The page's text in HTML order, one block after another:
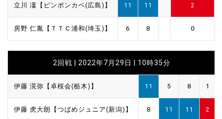
立川 凜【ピンポンカベ(広島)】 11 11 2
房野 仁胤【ＴＴＣ浦和(埼玉)】 6 8 0
2回戦 | 2022年7月29日 | 10時35分
伊藤 滉弥【卓桜会(栃木)】 11 5 8 1
伊藤 虎大朗【つばめジュニア(新潟)】 8 11 11 2